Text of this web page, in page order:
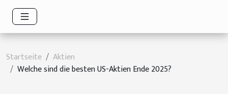
Startseite
Aktien
Welche sind die besten US-Aktien Ende 2025?